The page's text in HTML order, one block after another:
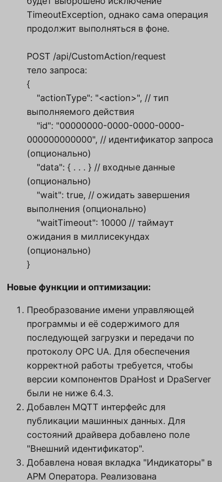
TimeoutException, однако сама операция
продолжит выполняться в фоне.
POST /api/CustomAction/request
тело запроса:
{
"actionType": "<action>", // тип
выполняемого действия
"id": "00000000-0000-0000-0000-
000000000000", // идентификатор запроса
(опционально)
"data": { . . . } // входные данные
(опционально)
"wait": true, // ожидать завершения
выполнения (опционально)
"waitTimeout": 10000 // таймаут
ожидания в миллисекундах
(опционально)
}
Новые функции и оптимизации:
Преобразование имени управляющей
программы и её содержимого для
последующей загрузки и передачи по
протоколу OPC UA. Для обеспечения
корректной работы требуется, чтобы
версии компонентов DpaHost и DpaServer
были не ниже 6.4.3.
Добавлен MQTT интерфейс для
публикации машинных данных. Для
состояний драйвера добавлено поле
"Внешний идентификатор".
Добавлена новая вкладка "Индикаторы" в
АРМ Оператора. Реализована